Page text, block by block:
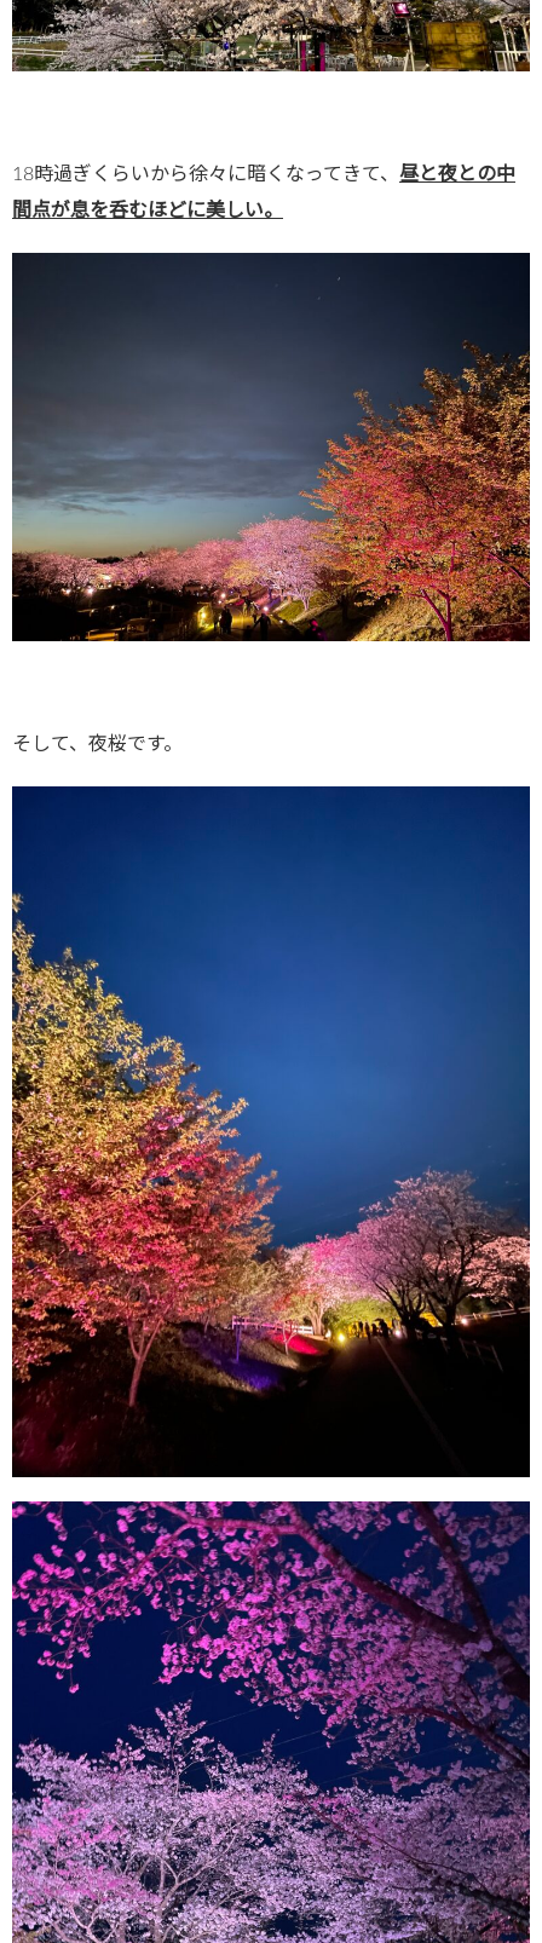
18時過ぎくらいから徐々に暗くなってきて、 昼と夜との中
間点が息を呑むほどに美しい。
そして、夜桜です。